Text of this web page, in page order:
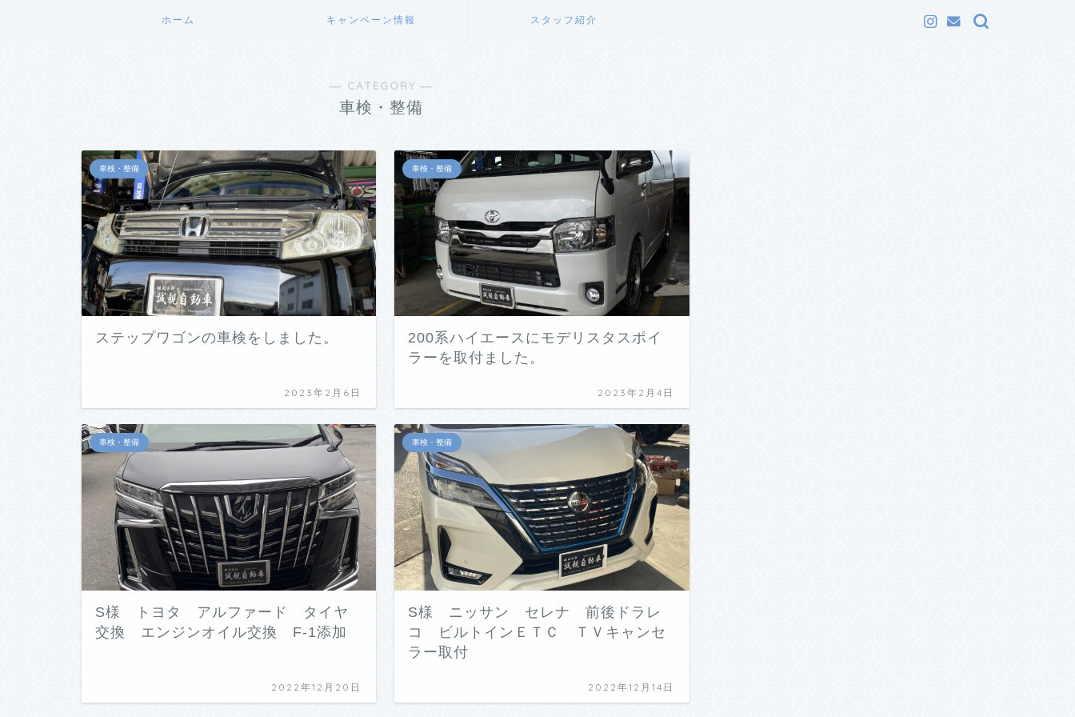
ホーム キャンペーン情報 スタッフ紹介
― CATEGORY ―
車検・整備
車検・整備
ステップワゴンの車検をしました。
2023年2月6日
車検・整備
200系ハイエースにモデリスタスポイ
ラーを取付ました。
2023年2月4日
車検・整備
S様 トヨタ アルファード タイヤ
交換 エンジンオイル交換 F-1添加
2022年12月20日
車検・整備
S様 ニッサン セレナ 前後ドラレ
コ ビルトインＥＴＣ ＴＶキャンセ
ラー取付
2022年12月14日